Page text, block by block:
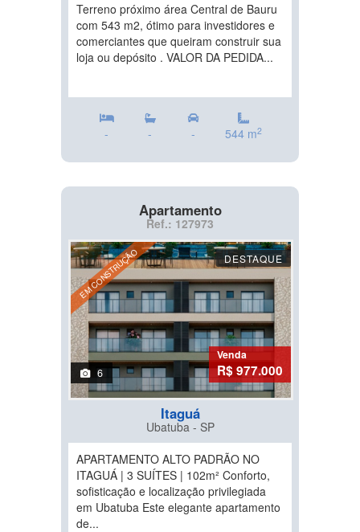
Terreno próximo área Central de Bauru
com 543 m2, ótimo para investidores e
comerciantes que queiram construir sua
loja ou depósito . VALOR DA PEDIDA...
- - - 544 m2
Apartamento
Ref.: 127973
EM CONSTRUÇÃO DESTAQUE
6
Venda
R$ 977.000
Itaguá
Ubatuba - SP
APARTAMENTO ALTO PADRÃO NO
ITAGUÁ | 3 SUÍTES | 102m² Conforto,
sofisticação e localização privilegiada
em Ubatuba Este elegante apartamento
de...